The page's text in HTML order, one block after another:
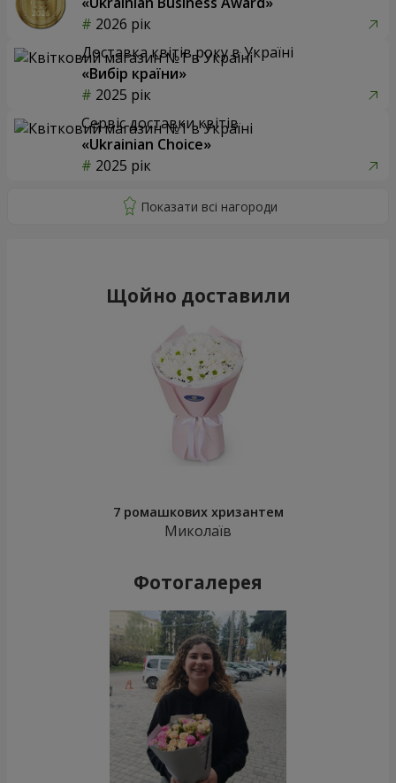
2026 рік
Доставка квітів року в Україні
«Вибір країни»
2025 рік
Сервіс доставки квітів
«Ukrainian Choice»
2025 рік
Щойно доставили
7 ромашкових хризантем
Миколаїв
Фотогалерея